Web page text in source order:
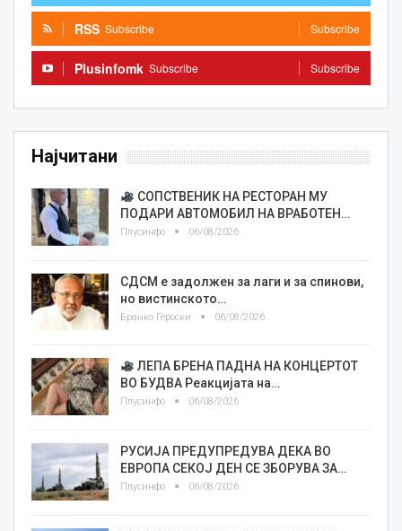
RSS Subscribe Subscribe
Plusinfomk Subscribe Subscribe
Најчитани
СОПСТВЕНИК НА РЕСТОРАН МУ
ПОДАРИ АВТОМОБИЛ НА ВРАБОТЕН…
Плусинфо 06/08/2026
СДСМ е задолжен за лаги и за спинови,
но вистинското…
Бранко Героски 06/08/2026
ЛЕПА БРЕНА ПАДНА НА КОНЦЕРТОТ
ВО БУДВА Реакцијата на…
Плусинфо 06/08/2026
РУСИЈА ПРЕДУПРЕДУВА ДЕКА ВО
ЕВРОПА СЕКОЈ ДЕН СЕ ЗБОРУВА ЗА…
Плусинфо 06/08/2026